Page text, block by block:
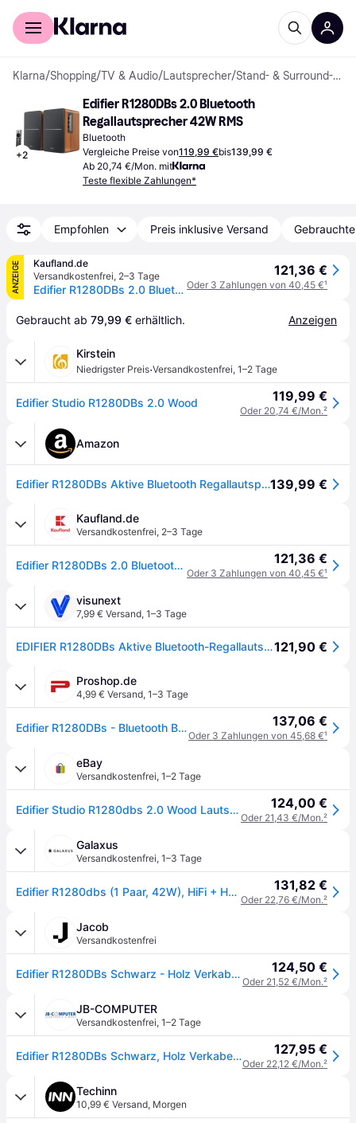
Für Shopper
Klarna/Shopping/TV & Audio/Lautsprecher/ Stand- & Surround-Lautsprecher
+2
Edifier R1280DBs 2.0 Bluetooth
Regallautsprecher 42W RMS
Bluetooth
Vergleiche Preise von119,99 €bis139,99 €
Ab 20,74 €/Mon. mit
Teste flexible Zahlungen*
Empfohlen Preis inklusive Versand
ANZEIGE
Kaufland.de
Versandkostenfrei, 2–3 Tage
Edifier R1280DBs 2.0 Bluetooth Regallautsprecher – 42W RMS, Subwoofer-Ausgang, optischer Eingang, Holzdesign
121,36 €
Oder 3 Zahlungen von 40,45 €¹
Gebraucht ab 79,99 € erhältlich. Anzeigen
Kirstein
Niedrigster Preis·Versandkostenfrei, 1–2 Tage
Edifier Studio R1280DBs 2.0 Wood 119,99 €
Oder 20,74 €/Mon.²
Amazon
Edifier R1280DBs Aktive Bluetooth Regallautsprecher - Optischer Eingang Aktiv lautsprecher - 2.0 Kabelloser Monitor Lautsprecher - 42W RMS mit Subwoofer Ausgang Bookshelf Hi-Fi Speakers- Holz139,99 €
Kaufland.de
Versandkostenfrei, 2–3 Tage
Edifier R1280DBs 2.0 Bluetooth Regallautsprecher – 42W RMS, Subwoofer-Ausgang, optischer Eingang, Holzdesign 121,36 €
Oder 3 Zahlungen von 40,45 €¹
visunext
7,99 € Versand, 1–3 Tage
EDIFIER R1280DBs Aktive Bluetooth-Regallautsprecher, Holz121,90 €
Proshop.de
4,99 € Versand, 1–3 Tage
Edifier R1280DBs - Bluetooth Bookshelf Speakers - 42W - Brown 137,06 €
Oder 3 Zahlungen von 45,68 €¹
eBay
Versandkostenfrei, 1–2 Tage
Edifier Studio R1280dbs 2.0 Wood Lautsprechersystem 42 Watt Rms Sound Pc Gaming 124,00 €
Oder 21,43 €/Mon.²
Galaxus
Versandkostenfrei, 1–3 Tage
Edifier R1280dbs (1 Paar, 42W), HiFi + Heimkino Lautsprecher, Schwarz, Braun 131,82 €
Oder 22,76 €/Mon.²
Jacob
Versandkostenfrei
Edifier R1280DBs Schwarz - Holz Verkabelt & Kabellos 42 W (R1280DB 2.0) 124,50 €
Oder 21,52 €/Mon.²
JB-COMPUTER
Versandkostenfrei, 1–2 Tage
Edifier R1280DBs Schwarz, Holz Verkabelt & Kabellos 42 W 127,95 €
Oder 22,12 €/Mon.²
Techinn
10,99 € Versand, Morgen